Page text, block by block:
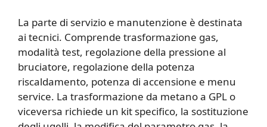
La parte di servizio e manutenzione è destinata
ai tecnici. Comprende trasformazione gas,
modalità test, regolazione della pressione al
bruciatore, regolazione della potenza
riscaldamento, potenza di accensione e menu
service. La trasformazione da metano a GPL o
viceversa richiede un kit specifico, la sostituzione